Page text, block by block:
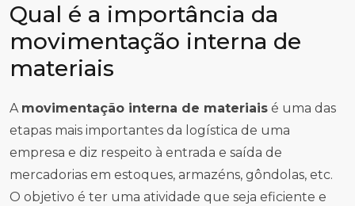
Qual é a importância da
movimentação interna de
materiais
A movimentação interna de materiais é uma das
etapas mais importantes da logística de uma
empresa e diz respeito à entrada e saída de
mercadorias em estoques, armazéns, gôndolas, etc.
O objetivo é ter uma atividade que seja eficiente e